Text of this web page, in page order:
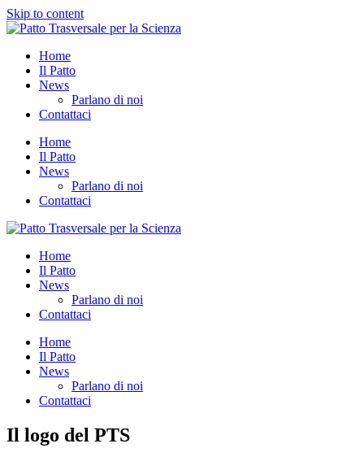
Skip to content
Home
Il Patto
News
Parlano di noi
Contattaci
Home
Il Patto
News
Parlano di noi
Contattaci
Home
Il Patto
News
Parlano di noi
Contattaci
Home
Il Patto
News
Parlano di noi
Contattaci
Il logo del PTS